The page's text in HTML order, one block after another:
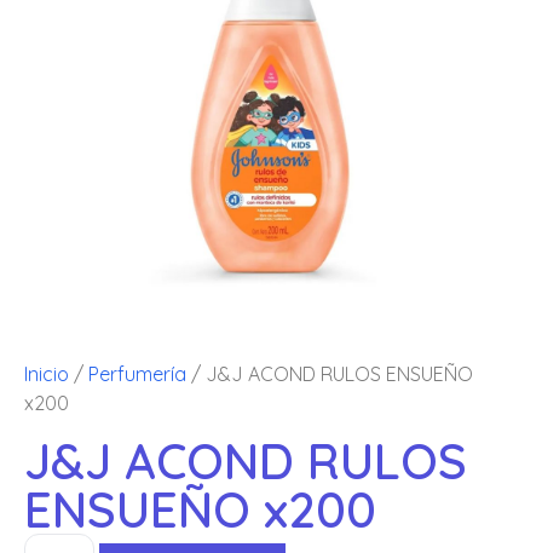
Inicio / Perfumería / J&J ACOND RULOS ENSUEÑO
x200
J&J ACOND RULOS
ENSUEÑO x200